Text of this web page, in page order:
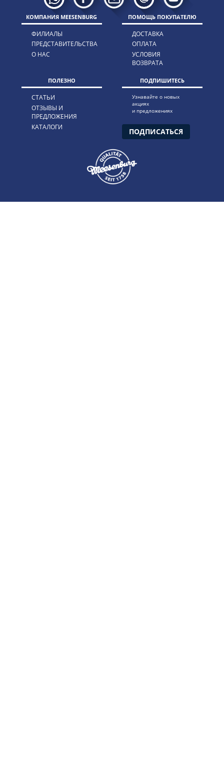
КОМПАНИЯ MEESENBURG
ФИЛИАЛЫ
ПРЕДСТАВИТЕЛЬСТВА
О НАС
ПОМОЩЬ ПОКУПАТЕЛЮ
ДОСТАВКА
ОПЛАТА
УСЛОВИЯ
ВОЗВРАТА
ПОЛЕЗНО
СТАТЬИ
ОТЗЫВЫ И
ПРЕДЛОЖЕНИЯ
КАТАЛОГИ
ПОДПИШИТЕСЬ
Узнавайте о новых
акциях
и предложениях
ПОДПИСАТЬСЯ